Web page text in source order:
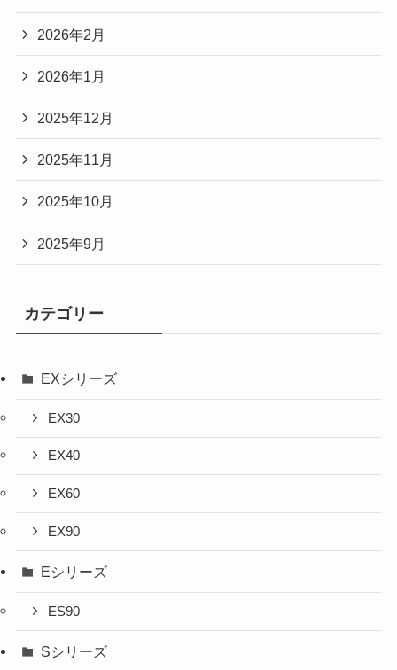
2026年2月
2026年1月
2025年12月
2025年11月
2025年10月
2025年9月
カテゴリー
EXシリーズ
EX30
EX40
EX60
EX90
Eシリーズ
ES90
Sシリーズ